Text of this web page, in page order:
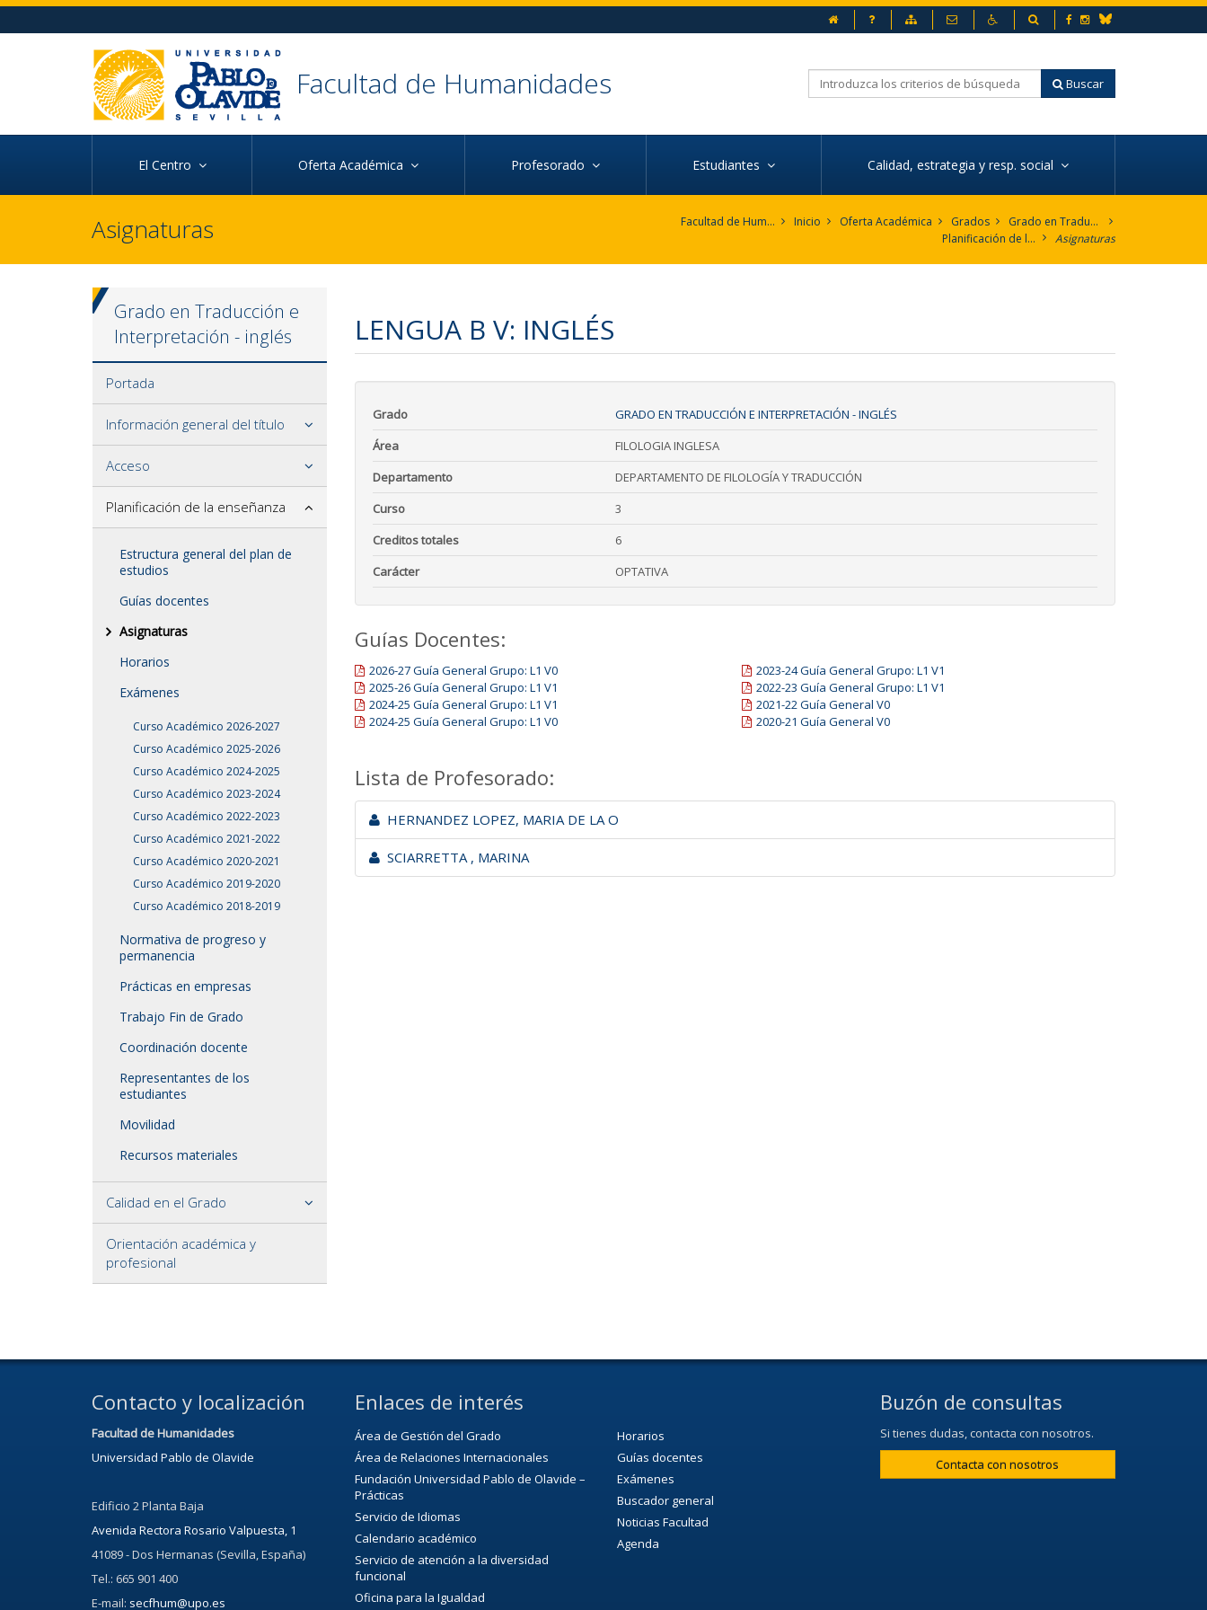
Ir al contenido principal de la página (alt + s)
Ir al pie de la página (alt + p)
Ir al menú principal (alt + u)
FacebookInstagram
Bluesky
Preguntas frecuentes
Mapa web Contacto AccesibilidadBuscador
Facultad de Humanidades Buscar
El Centro Oferta Académica Profesorado Estudiantes Calidad, estrategia y resp. social
Asignaturas Facultad de Humanidades Inicio Oferta Académica Grados
Grado en Traducción e Interpretación. Inglés
Planificación de la enseñanza
Asignaturas
Grado en Traducción e
Interpretación - inglés
Portada
Información general del título
Acceso
Planificación de la enseñanza
Estructura general del plan de
estudios
Guías docentes
Asignaturas
Horarios
Exámenes
Curso Académico 2026-2027
Curso Académico 2025-2026
Curso Académico 2024-2025
Curso Académico 2023-2024
Curso Académico 2022-2023
Curso Académico 2021-2022
Curso Académico 2020-2021
Curso Académico 2019-2020
Curso Académico 2018-2019
Normativa de progreso y
permanencia
Prácticas en empresas
Trabajo Fin de Grado
Coordinación docente
Representantes de los
estudiantes
Movilidad
Recursos materiales
Calidad en el Grado
Orientación académica y
profesional
LENGUA B V: INGLÉS
Grado
GRADO EN TRADUCCIÓN E INTERPRETACIÓN - INGLÉS
Área
FILOLOGIA INGLESA
Departamento
DEPARTAMENTO DE FILOLOGÍA Y TRADUCCIÓN
Curso
3
Creditos totales
6
Carácter
OPTATIVA
Guías Docentes:
2026-27 Guía General Grupo: L1 V0
2025-26 Guía General Grupo: L1 V1
2024-25 Guía General Grupo: L1 V1
2024-25 Guía General Grupo: L1 V0
2023-24 Guía General Grupo: L1 V1
2022-23 Guía General Grupo: L1 V1
2021-22 Guía General V0
2020-21 Guía General V0
Lista de Profesorado:
HERNANDEZ LOPEZ, MARIA DE LA O
SCIARRETTA , MARINA
Contacto y localización
Facultad de Humanidades
Universidad Pablo de Olavide
Edificio 2 Planta Baja
Avenida Rectora Rosario Valpuesta, 1
41089 - Dos Hermanas (Sevilla, España)
Tel.: 665 901 400
E-mail: secfhum@upo.es
Enlaces de interés
Área de Gestión del Grado
Área de Relaciones Internacionales
Fundación Universidad Pablo de Olavide –
Prácticas
Servicio de Idiomas
Calendario académico
Servicio de atención a la diversidad
funcional
Oficina para la Igualdad
Horarios
Guías docentes
Exámenes
Buscador general
Noticias Facultad
Agenda
Buzón de consultas
Si tienes dudas, contacta con nosotros.
Contacta con nosotros